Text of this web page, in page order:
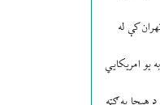
کې له
یو امریکایي